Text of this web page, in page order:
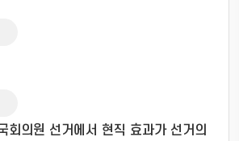
회의원 선거에서 현직 효과가 선거의